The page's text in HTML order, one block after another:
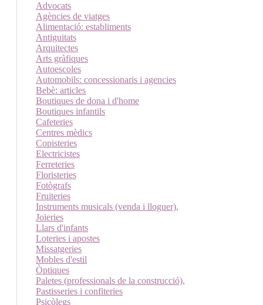
Advocats
Agències de viatges
Alimentació: establiments
Antiguitats
Arquitectes
Arts gràfiques
Autoescoles
Automobils: concessionaris i agencies
Bebè: articles
Boutiques de dona i d'home
Boutiques infantils
Cafeteries
Centres mèdics
Copisteries
Electricistes
Ferreteries
Floristeries
Fotògrafs
Fruiteries
Instruments musicals (venda i lloguer),
Joieries
Llars d'infants
Loteries i apostes
Missatgeries
Mobles d'estil
Òptiques
Paletes (professionals de la construcció),
Pastisseries i confiteries
Psicòlegs